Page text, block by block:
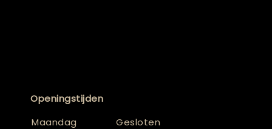
Openingstijden
Maandag
Gesloten